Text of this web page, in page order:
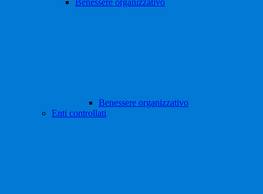
Benessere organizzativo
Benessere organizzativo
Enti controllati